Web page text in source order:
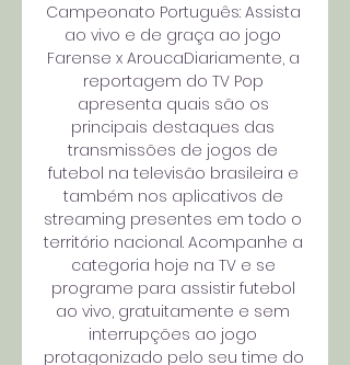
Campeonato Português: Assista
ao vivo e de graça ao jogo
Farense x AroucaDiariamente, a
reportagem do TV Pop
apresenta quais são os
principais destaques das
transmissões de jogos de
futebol na televisão brasileira e
também nos aplicativos de
streaming presentes em todo o
território nacional. Acompanhe a
categoria hoje na TV e se
programe para assistir futebol
ao vivo, gratuitamente e sem
interrupções ao jogo
protagonizado pelo seu time do